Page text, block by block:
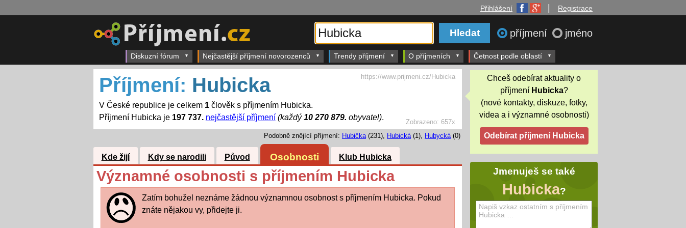
Přihlášení Registrace
příjmení jméno
Diskuzní fórum Nejčastější příjmení novorozenců Trendy příjmení O příjmeních Četnost podle oblastí
Zobrazeno:657x
Příjmení: Hubicka
V České republice je celkem 1člověk s příjmením Hubicka.
Příjmení Hubicka je 197 737. nejčastější příjmení (každý10 270 879. obyvatel).
https://www.prijmeni.cz/Hubicka
Podobně znějící příjmení: Hubička(231), Hubická(1), Hubycká(0)
Kde žijí Kdy se narodili Původ Osobnosti Klub Hubicka
Významné osobnosti s příjmením Hubicka
Zatím bohužel neznáme žádnou významnou osobnost s příjmením Hubicka. Pokud
znáte nějakou vy, přidejte ji.
Chceš odebírat aktuality o
příjmení Hubicka?
(nové kontakty, diskuze, fotky,
videa a i významné osobnosti)
Jmenuješ se také
Hubicka?